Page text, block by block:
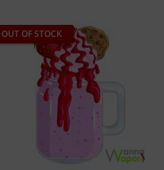
OUT OF STOCK